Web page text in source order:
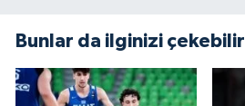
Bunlar da ilginizi çekebilir